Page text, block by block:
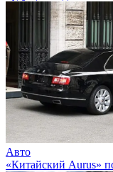
Авто
«Китайский Aurus»